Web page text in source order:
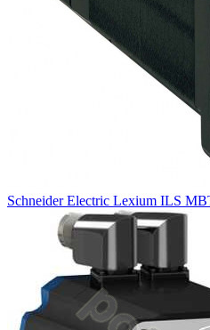
Schneider Electric Lexium ILS